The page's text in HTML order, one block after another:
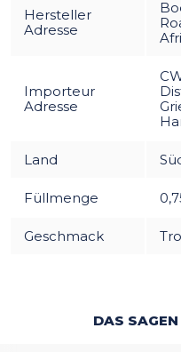
Hersteller
Adresse
Importeur
Adresse
Land
Füllmenge
Geschmack
DAS